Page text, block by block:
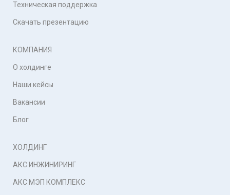
Техническая поддержка
Скачать презентацию
КОМПАНИЯ
О холдинге
Наши кейсы
Вакансии
Блог
ХОЛДИНГ
АКС ИНЖИНИРИНГ
АКС МЭП КОМПЛЕКС